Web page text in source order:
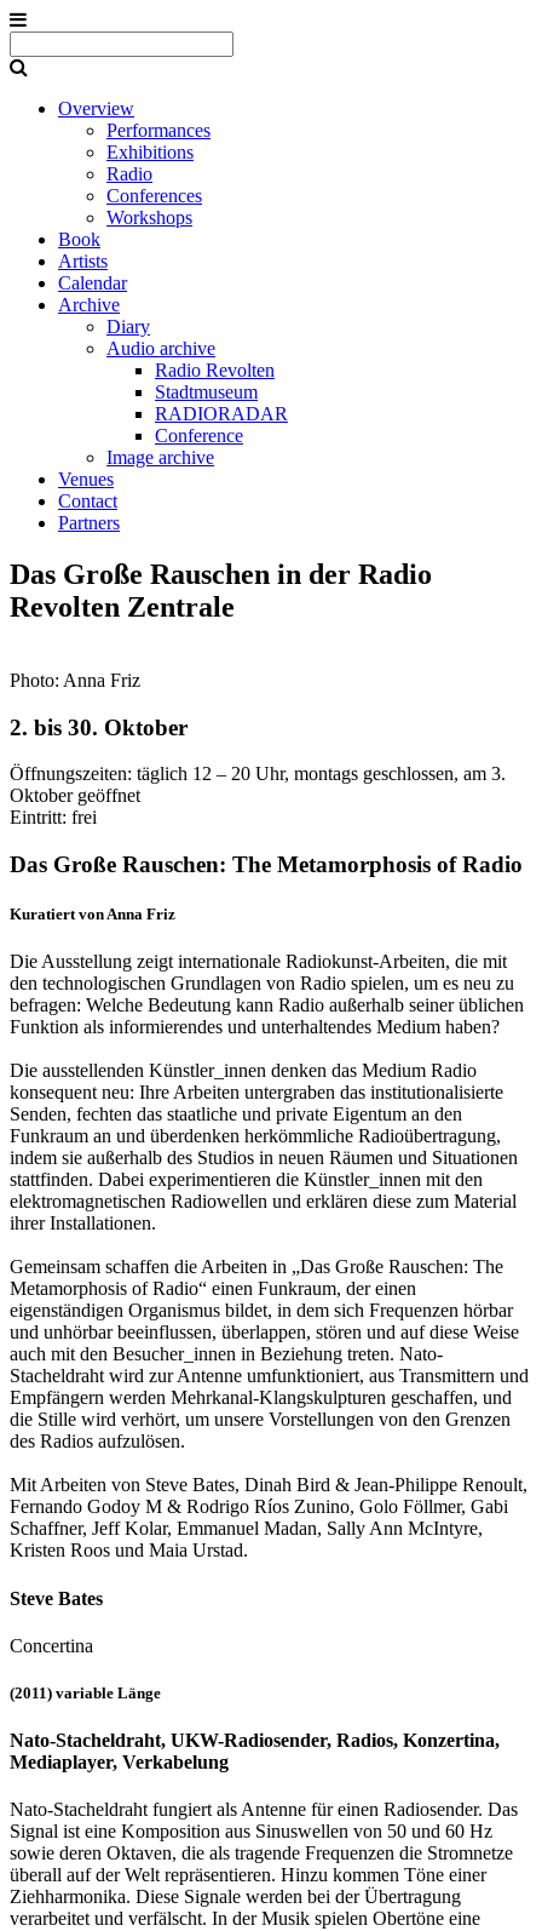
Overview
Performances
Exhibitions
Radio
Conferences
Workshops
Book
Artists
Calendar
Archive
Diary
Audio archive
Radio Revolten
Stadtmuseum
RADIORADAR
Conference
Image archive
Venues
Contact
Partners
Das Große Rauschen in der Radio
Revolten Zentrale
Photo: Anna Friz
2. bis 30. Oktober
Öffnungszeiten: täglich 12 – 20 Uhr, montags geschlossen, am 3.
Oktober geöffnet
Eintritt: frei
Das Große Rauschen: The Metamorphosis of Radio
Kuratiert von Anna Friz
Die Ausstellung zeigt internationale Radiokunst-Arbeiten, die mit
den technologischen Grundlagen von Radio spielen, um es neu zu
befragen: Welche Bedeutung kann Radio außerhalb seiner üblichen
Funktion als informierendes und unterhaltendes Medium haben?
Die ausstellenden Künstler_innen denken das Medium Radio
konsequent neu: Ihre Arbeiten untergraben das institutionalisierte
Senden, fechten das staatliche und private Eigentum an den
Funkraum an und überdenken herkömmliche Radioübertragung,
indem sie außerhalb des Studios in neuen Räumen und Situationen
stattfinden. Dabei experimentieren die Künstler_innen mit den
elektromagnetischen Radiowellen und erklären diese zum Material
ihrer Installationen.
Gemeinsam schaffen die Arbeiten in „Das Große Rauschen: The
Metamorphosis of Radio“ einen Funkraum, der einen
eigenständigen Organismus bildet, in dem sich Frequenzen hörbar
und unhörbar beeinflussen, überlappen, stören und auf diese Weise
auch mit den Besucher_innen in Beziehung treten. Nato-
Stacheldraht wird zur Antenne umfunktioniert, aus Transmittern und
Empfängern werden Mehrkanal-Klangskulpturen geschaffen, und
die Stille wird verhört, um unsere Vorstellungen von den Grenzen
des Radios aufzulösen.
Mit Arbeiten von Steve Bates, Dinah Bird & Jean-Philippe Renoult,
Fernando Godoy M & Rodrigo Ríos Zunino, Golo Föllmer, Gabi
Schaffner, Jeff Kolar, Emmanuel Madan, Sally Ann McIntyre,
Kristen Roos und Maia Urstad.
Steve Bates
Concertina
(2011) variable Länge
Nato-Stacheldraht, UKW-Radiosender, Radios, Konzertina,
Mediaplayer, Verkabelung
Nato-Stacheldraht fungiert als Antenne für einen Radiosender. Das
Signal ist eine Komposition aus Sinuswellen von 50 und 60 Hz
sowie deren Oktaven, die als tragende Frequenzen die Stromnetze
überall auf der Welt repräsentieren. Hinzu kommen Töne einer
Ziehharmonika. Diese Signale werden bei der Übertragung
verarbeitet und verfälscht. In der Musik spielen Obertöne eine